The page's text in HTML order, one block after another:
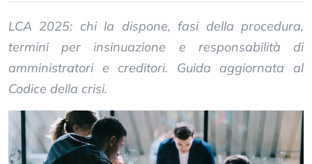
LCA 2025: chi la dispone, fasi della procedura,
termini per insinuazione e responsabilità di
amministratori e creditori. Guida aggiornata al
Codice della crisi.